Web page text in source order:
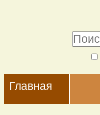
содержимому.
Перейти
навигации
поиск
Navigation
Главная